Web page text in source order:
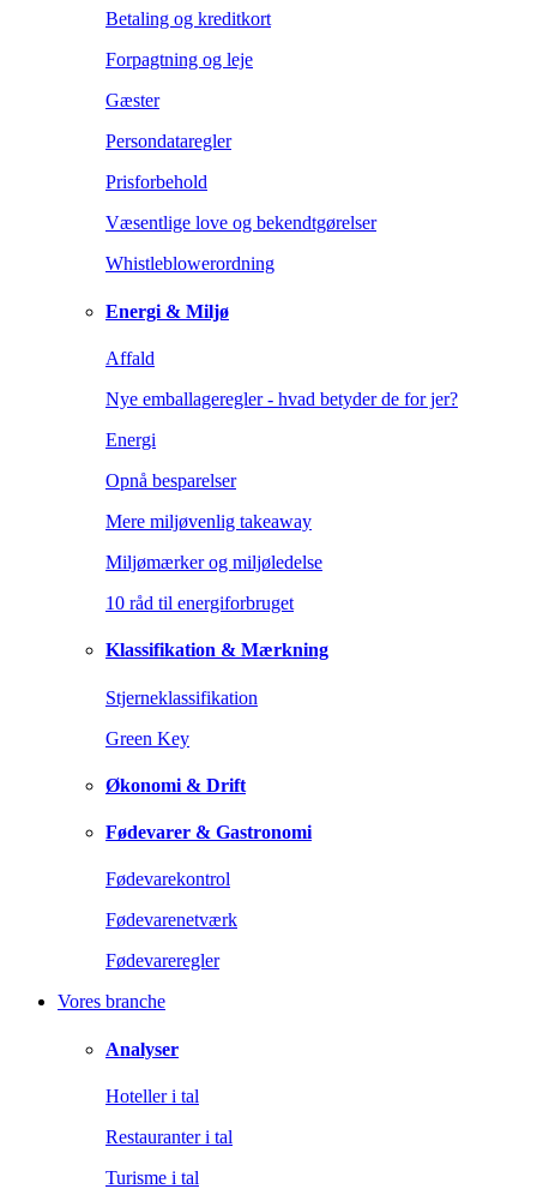
Betaling og kreditkort
Forpagtning og leje
Gæster
Persondataregler
Prisforbehold
Væsentlige love og bekendtgørelser
Whistleblowerordning
Energi & Miljø
Affald
Nye emballageregler - hvad betyder de for jer?
Energi
Opnå besparelser
Mere miljøvenlig takeaway
Miljømærker og miljøledelse
10 råd til energiforbruget
Klassifikation & Mærkning
Stjerneklassifikation
Green Key
Økonomi & Drift
Fødevarer & Gastronomi
Fødevarekontrol
Fødevarenetværk
Fødevareregler
Vores branche
Analyser
Hoteller i tal
Restauranter i tal
Turisme i tal